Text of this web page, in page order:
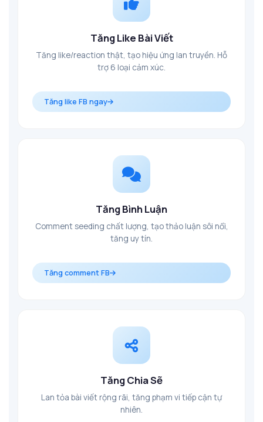
Tăng Like Bài Viết
Tăng like/reaction thật, tạo hiệu ứng lan truyền. Hỗ
trợ 6 loại cảm xúc.
Tăng like FB ngay
Tăng Bình Luận
Comment seeding chất lượng, tạo thảo luận sôi nổi,
tăng uy tín.
Tăng comment FB
Tăng Chia Sẽ
Lan tỏa bài viết rộng rãi, tăng phạm vi tiếp cận tự
nhiên.